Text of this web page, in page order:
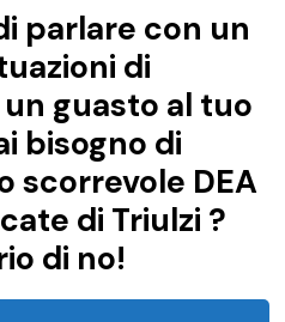
parlare con un
di
guasto al tuo
bisogno di
scorrevole DEA
di Triulzi ?
di no!